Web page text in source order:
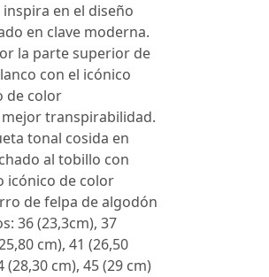
en el diseño
en clave moderna.
la parte superior de
con el icónico
de color
transpirabilidad.
tonal cosida en
al tobillo con
icónico de color
de felpa de algodón
36 (23,3cm), 37
cm), 41 (26,50
(28,30 cm), 45 (29 cm)